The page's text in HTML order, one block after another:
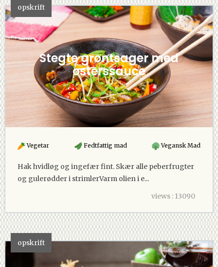
opskrift
Stegte grøntsager med
østerssauce
Vegetar Fedtfattig mad Vegansk Mad
Hak hvidløg og ingefær fint. Skær alle peberfrugter
og gulerødder i strimlerVarm olien i e...
views : 13090
opskrift